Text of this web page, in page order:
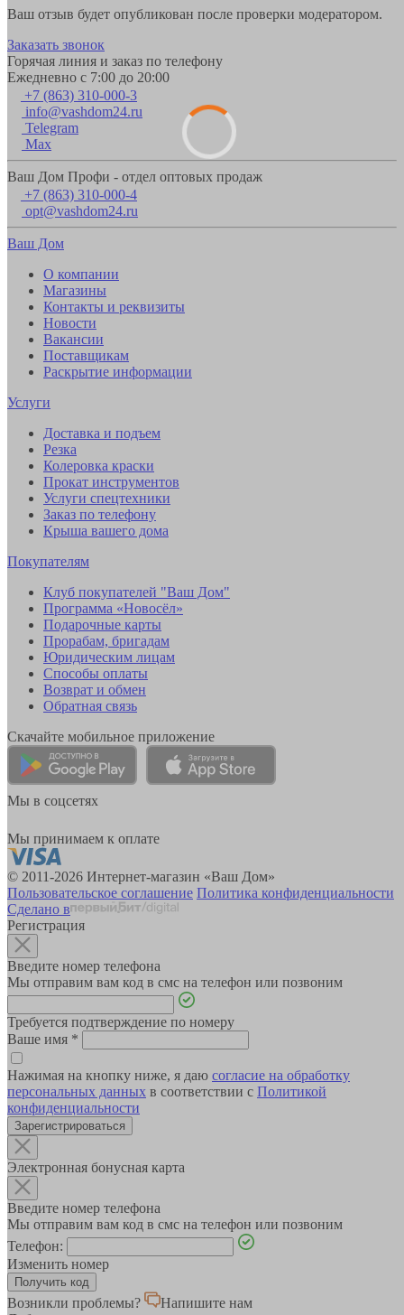
Ваш отзыв будет опубликован после проверки модератором.
Заказать звонок
Горячая линия и заказ по телефону
Ежедневно с 7:00 до 20:00
+7 (863) 310-000-3
info@vashdom24.ru
Telegram
Max
Ваш Дом Профи - отдел оптовых продаж
+7 (863) 310-000-4
opt@vashdom24.ru
Ваш Дом
О компании
Магазины
Контакты и реквизиты
Новости
Вакансии
Поставщикам
Раскрытие информации
Услуги
Доставка и подъем
Резка
Колеровка краски
Прокат инструментов
Услуги спецтехники
Заказ по телефону
Крыша вашего дома
Покупателям
Клуб покупателей "Ваш Дом"
Программа «Новосёл»
Подарочные карты
Прорабам, бригадам
Юридическим лицам
Способы оплаты
Возврат и обмен
Обратная связь
Скачайте мобильное приложение
Мы в соцсетях
Мы принимаем к оплате
© 2011-2026 Интернет-магазин «Ваш Дом»
Пользовательское соглашение Политика конфиденциальности
Сделано в
Регистрация
Введите номер телефона
Мы отправим вам код в смс на телефон или позвоним
Требуется подтверждение по номеру
Ваше имя *
Нажимая на кнопку ниже, я даю согласие на обработку
персональных данных в соответствии с Политикой
конфиденциальности
Зарегистрироваться
Электронная бонусная карта
Введите номер телефона
Мы отправим вам код в смс на телефон или позвоним
Телефон:
Изменить номер
Возникли проблемы?
Напишите нам